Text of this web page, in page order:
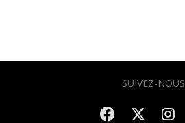
SUIVEZ-NOUS